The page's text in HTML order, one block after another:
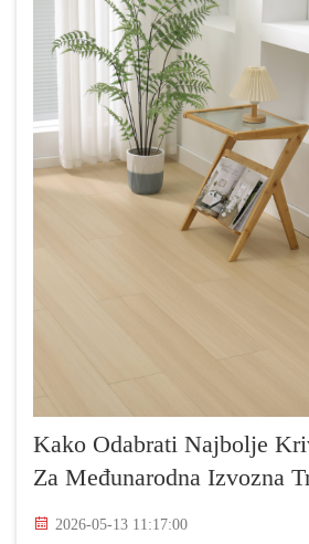
Kako Odabrati Najbolje
Za Međunarodna Izvozna
2026-05-13 11:17:00